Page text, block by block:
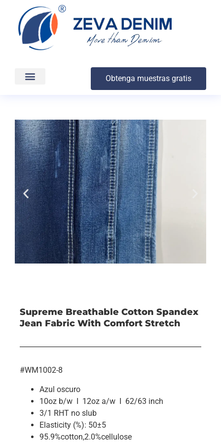
Obtenga muestras gratis
Supreme Breathable Cotton Spandex
Jean Fabric With Comfort Stretch
#WM1002-8
Azul oscuro
10oz b/w I 12oz a/w I 62/63 inch
3/1 RHT no slub
Elasticity (%): 50±5
95.9%cotton,2.0%cellulose